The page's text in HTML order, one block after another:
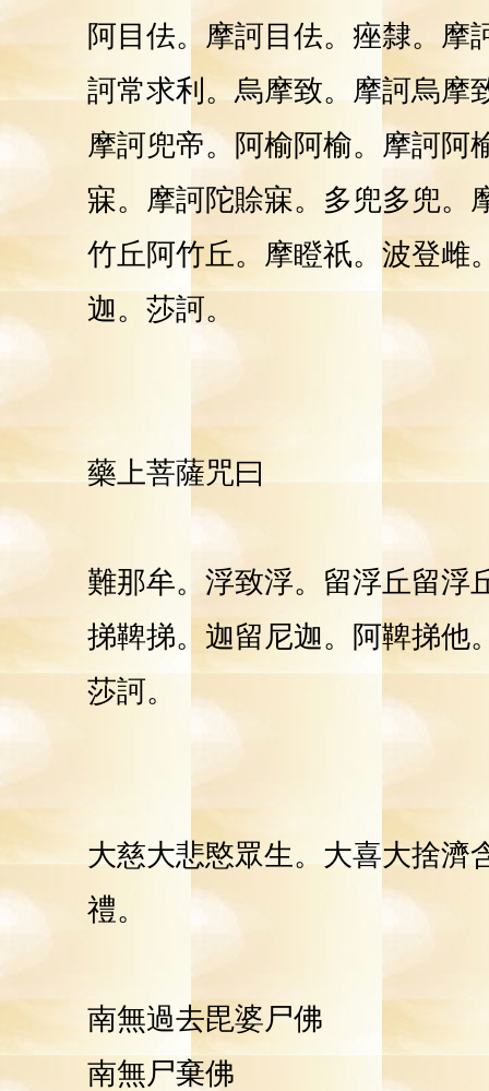
阿目佉。摩訶目佉。痤隸。摩
訶常求利。烏摩致。摩訶烏摩
摩訶兜帝。阿榆阿榆。摩訶阿
寐。摩訶陀賒寐。多兜多兜。
竹丘阿竹丘。摩瞪祇。波登雌
迦。莎訶。
藥上菩薩咒曰
難那牟。浮致浮。留浮丘留浮
挮鞞挮。迦留尼迦。阿鞞挮他
莎訶。
大慈大悲愍眾生。大喜大捨濟
禮。
南無過去毘婆尸佛
南無尸棄佛